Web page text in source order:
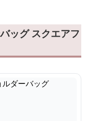
ッグ スクエアフ